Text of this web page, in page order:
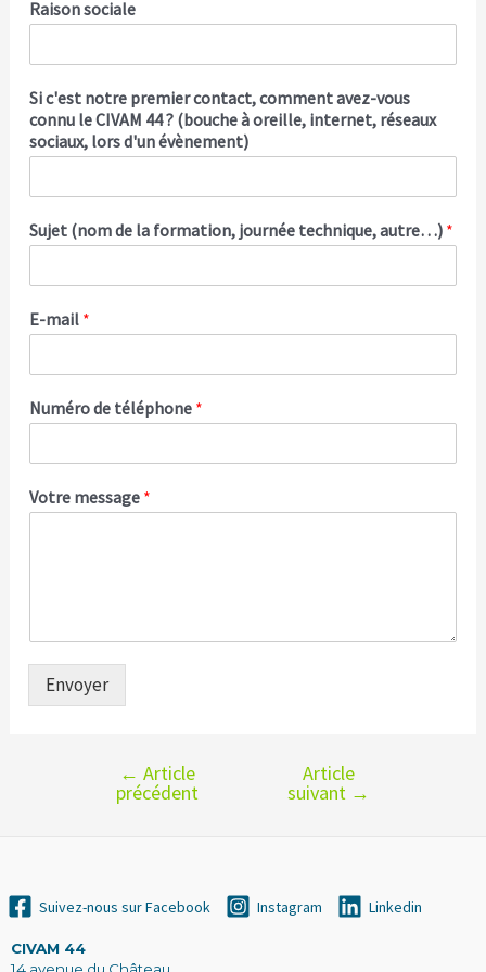
Raison sociale
Si c'est notre premier contact, comment avez-vous
connu le CIVAM 44 ? (bouche à oreille, internet, réseaux
sociaux, lors d'un évènement)
Sujet (nom de la formation, journée technique, autre…) *
E-mail *
Numéro de téléphone *
Votre message *
Envoyer
Navigation
← Article
précédent
Article
suivant →
Suivez-nous sur Facebook Instagram Linkedin
CIVAM 44